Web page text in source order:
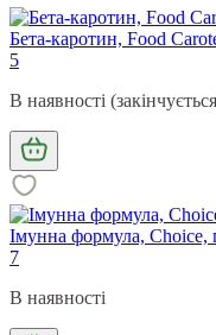
Бета-каротин, Food
5
В наявності
Імунна формула, Choice,
7
В наявності